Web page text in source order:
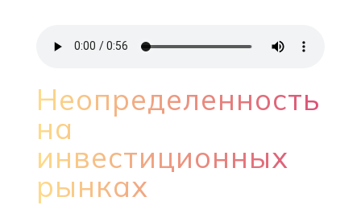
Неопределенность
на
инвестиционных
рынках